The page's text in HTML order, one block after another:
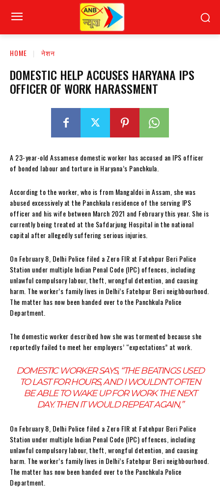
HOME नेशन
DOMESTIC HELP ACCUSES HARYANA IPS
OFFICER OF WORK HARASSMENT
A 23-year-old Assamese domestic worker has accused an IPS officer
of bonded labour and torture in Haryana’s Panchkula.
According to the worker, who is from Mangaldoi in Assam, she was
abused excessively at the Panchkula residence of the serving IPS
officer and his wife between March 2021 and February this year. She is
currently being treated at the Safdarjung Hospital in the national
capital after allegedly suffering serious injuries.
On February 8, Delhi Police filed a Zero FIR at Fatehpur Beri Police
Station under multiple Indian Penal Code (IPC) offences, including
unlawful compulsory labour, theft, wrongful detention, and causing
harm. The worker’s family lives in Delhi’s Fatehpur Beri neighbourhood.
The matter has now been handed over to the Panchkula Police
Department.
The domestic worker described how she was tormented because she
reportedly failed to meet her employers’ “expectations” at work.
DOMESTIC WORKER SAYS, “THE BEATINGS USED
TO LAST FOR HOURS, AND I WOULDN’T OFTEN
BE ABLE TO WAKE UP FOR WORK THE NEXT
DAY. THEN IT WOULD REPEAT AGAIN,”
On February 8, Delhi Police filed a Zero FIR at Fatehpur Beri Police
Station under multiple Indian Penal Code (IPC) offences, including
unlawful compulsory labour, theft, wrongful detention, and causing
harm. The worker’s family lives in Delhi’s Fatehpur Beri neighbourhood.
The matter has now been handed over to the Panchkula Police
Department.